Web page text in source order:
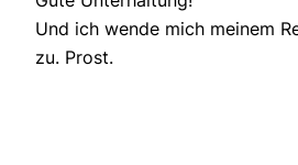
Und ich wende mich meinem
zu. Prost.